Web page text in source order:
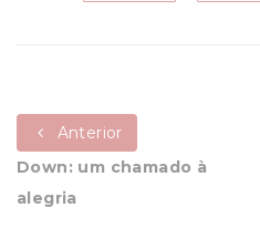
Anterior
Down: um chamado à
alegria